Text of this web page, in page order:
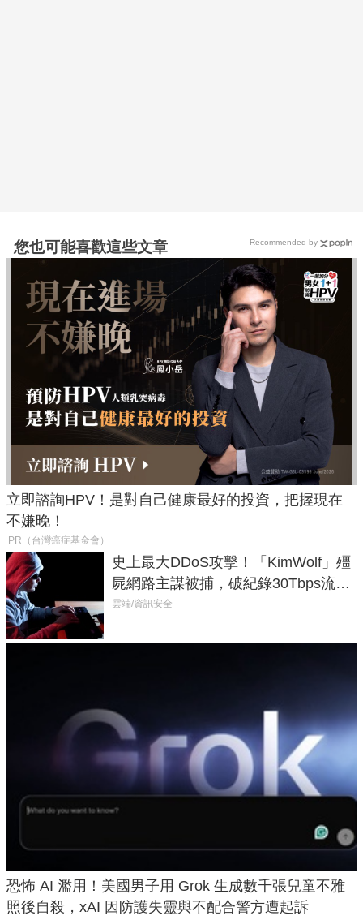
您也可能喜歡這些文章
立即諮詢HPV！是對自己健康最好的投資，把握現在
不嫌晚！
PR（台灣癌症基金會）
史上最大DDoS攻擊！「KimWolf」殭
屍網路主謀被捕，破紀錄30Tbps流量
癱瘓全球！
雲端/資訊安全
恐怖 AI 濫用！美國男子用 Grok 生成數千張兒童不雅
照後自殺，xAI 因防護失靈與不配合警方遭起訴
Recommended by